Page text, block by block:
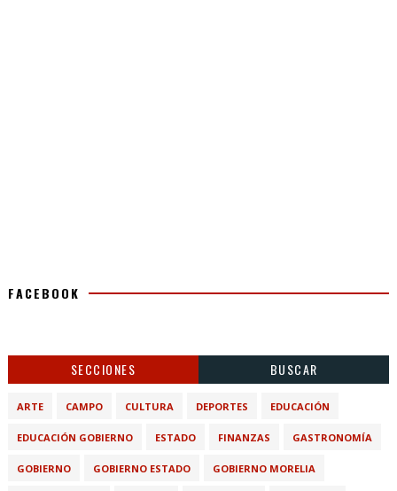
FACEBOOK
SECCIONES BUSCAR
ARTE CAMPO CULTURA DEPORTES EDUCACIÓN
EDUCACIÓN GOBIERNO ESTADO FINANZAS GASTRONOMÍA
GOBIERNO GOBIERNO ESTADO GOBIERNO MORELIA